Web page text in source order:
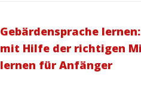
Gebärdensprache
mit Hilfe der richtigen
lernen für Anfänger